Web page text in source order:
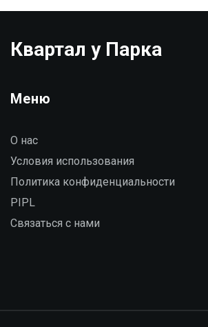
Квартал у Парка
Меню
О нас
Условия использования
Политика конфиденциальности
PIPL
Связаться с нами